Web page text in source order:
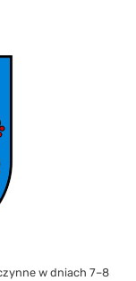
w dniach 7–8